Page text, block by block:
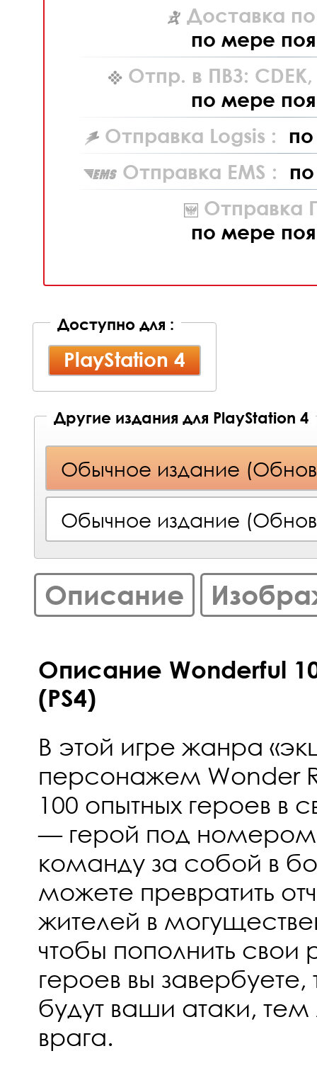
Доставка
по мере
Отпр. в ПВЗ: CDEK,
по мере
Отправка Logsis :
Отправка EMS :
Отправка
по мере
Доступно для :
PlayStation 4
Другие издания для PlayStation 4
Обычное издание
Обычное издание
Описание
Описание Wonderful
(PS4)
В этой игре жанра
персонажем Wonder
100 опытных героев в
— герой под номером
команду за собой в
можете превратить
жителей в
чтобы пополнить
героев вы
будут ваши атаки, тем
врага.